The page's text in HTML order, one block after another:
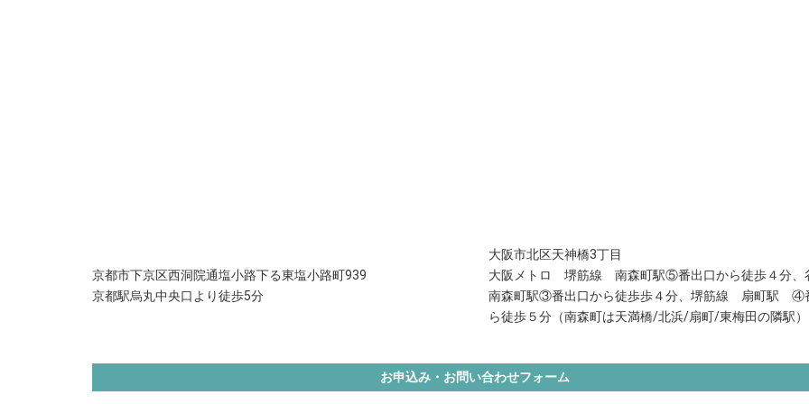
京都市下京区西洞院通塩小路下る東塩小路町939
京都駅烏丸中央口より徒歩5分
大阪市北区天神橋3丁目
大阪メトロ 堺筋線 南森町駅⑤番出口から徒歩４分
南森町駅③番出口から徒歩歩４分、堺筋線 扇町駅 ④
ら徒歩５分（南森町は天満橋/北浜/扇町/東梅田の隣駅）
お申込み・お問い合わせフォーム